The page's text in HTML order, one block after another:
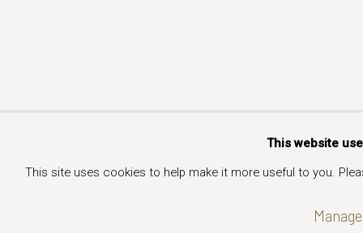
This website
This site uses cookies to help make it more useful to you.